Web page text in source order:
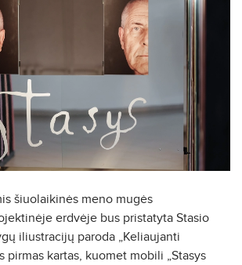
šiuolaikinės meno mugės
erdvėje bus pristatyta Stasio
iliustracijų paroda „Keliaujanti
pirmas kartas, kuomet mobili „Stasys